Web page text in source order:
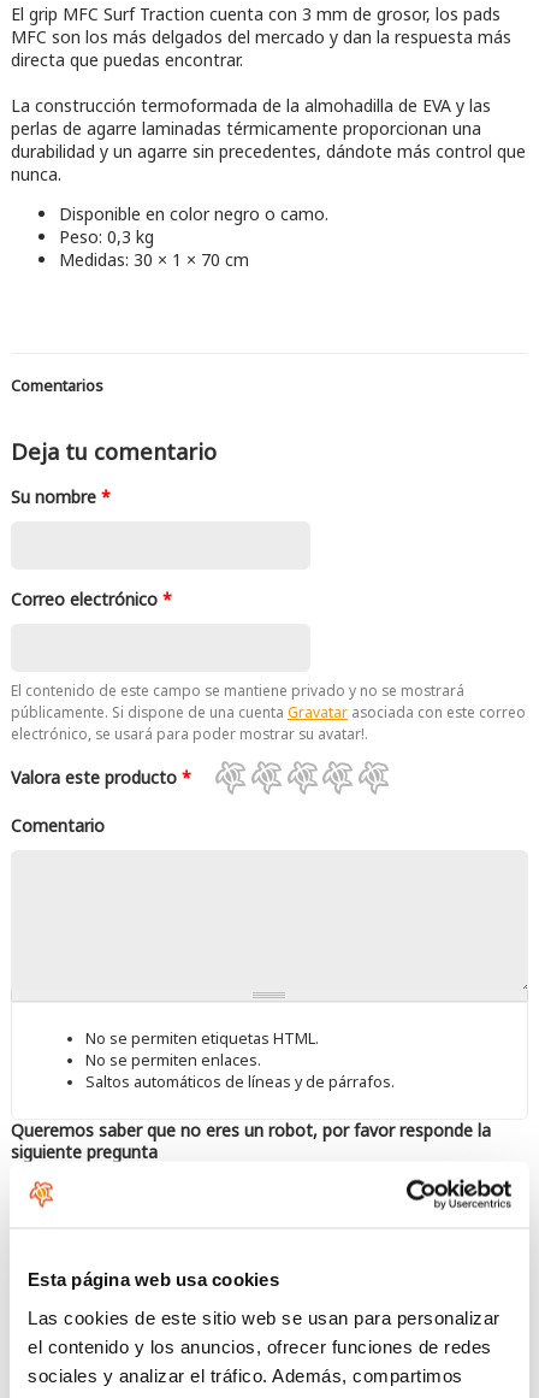
Esta página web usa cookies
Las cookies de este sitio web se usan para personalizar
el contenido y los anuncios, ofrecer funciones de redes
sociales y analizar el tráfico. Además, compartimos
El grip MFC Surf Traction cuenta con 3 mm de grosor, los pads
MFC son los más delgados del mercado y dan la respuesta más
directa que puedas encontrar.
La construcción termoformada de la almohadilla de EVA y las
perlas de agarre laminadas térmicamente proporcionan una
durabilidad y un agarre sin precedentes, dándote más control que
nunca.
Disponible en color negro o camo.
Peso: 0,3 kg
Medidas: 30 × 1 × 70 cm
Comentarios
Deja tu comentario
Su nombre *
Correo electrónico *
El contenido de este campo se mantiene privado y no se mostrará
públicamente. Si dispone de una cuenta Gravatarasociada con este correo
electrónico, se usará para poder mostrar su avatar!.
Valora este producto *
Comentario
No se permiten etiquetas HTML.
No se permiten enlaces.
Saltos automáticos de líneas y de párrafos.
Queremos saber que no eres un robot, por favor responde la
siguiente pregunta
Introduzca los caracteres mostrados en la imagen.